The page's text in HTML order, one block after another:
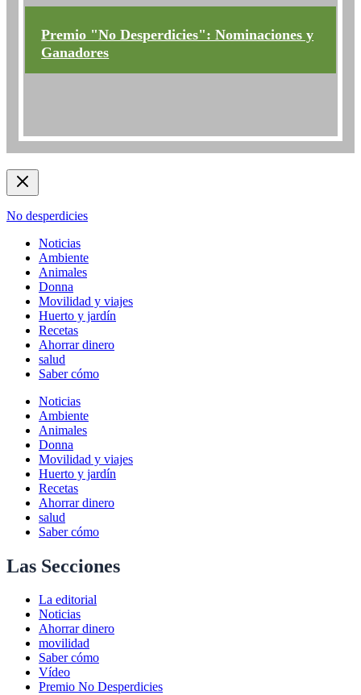
Premio "No Desperdicies": Nominaciones y
Ganadores
No desperdicies
Noticias
Ambiente
Animales
Donna
Movilidad y viajes
Huerto y jardín
Recetas
Ahorrar dinero
salud
Saber cómo
Noticias
Ambiente
Animales
Donna
Movilidad y viajes
Huerto y jardín
Recetas
Ahorrar dinero
salud
Saber cómo
Las Secciones
La editorial
Noticias
Ahorrar dinero
movilidad
Saber cómo
Vídeo
Premio No Desperdicies